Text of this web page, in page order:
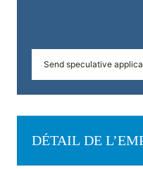
Send speculative
DÉTAIL DE